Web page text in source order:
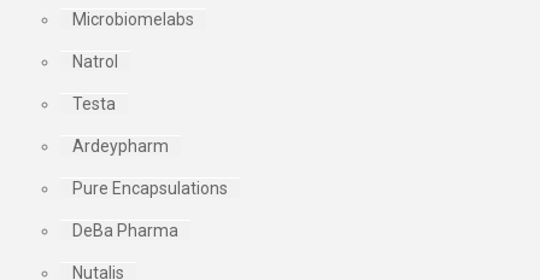
Microbiomelabs
Natrol
Testa
Ardeypharm
Pure Encapsulations
DeBa Pharma
Nutalis